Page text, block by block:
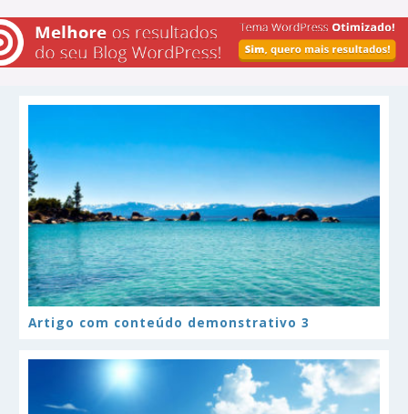
Artigo com conteúdo demonstrativo 3